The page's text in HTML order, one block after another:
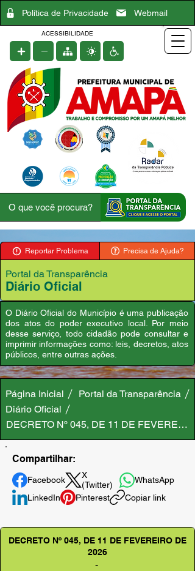
Política de Privacidade Webmail
ACESSIBILIDADE
Reportar Problema Precisa de Ajuda?
Portal da Transparência
Diário Oficial
O Diário Oficial do Município é uma publicação
dos atos do poder executivo local. Por meio
desse serviço, todo cidadão pode consultar e
imprimir informações como: leis, decretos, atos
públicos, entre outras ações.
Página Inicial
Portal da Transparência
Diário Oficial
DECRETO Nº 045, DE 11 DE FEVEREIRO
Compartilhar:
Facebook
X
(Twitter)
WhatsApp
LinkedIn
Pinterest Copiar link
DECRETO Nº 045, DE 11 DE FEVEREIRO DE
2026
-